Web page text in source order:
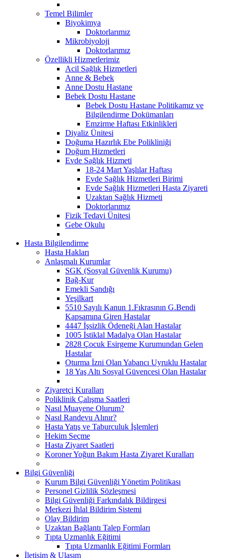
Temel Bilimler
Biyokimya
Doktorlarımız
Mikrobiyoloji
Doktorlarımız
Özellikli Hizmetlerimiz
Acil Sağlık Hizmetleri
Anne & Bebek
Anne Dostu Hastane
Bebek Dostu Hastane
Bebek Dostu Hastane Politikamız ve
Bilgilendirme Dokümanları
Emzirme Haftası Etkinlikleri
Diyaliz Ünitesi
Doğuma Hazırlık Ebe Polikliniği
Doğum Hizmetleri
Evde Sağlık Hizmeti
18-24 Mart Yaşlılar Haftası
Evde Sağlık Hizmetleri Birimi
Evde Sağlık Hizmetleri Hasta Ziyareti
Uzaktan Sağlık Hizmeti
Doktorlarımız
Fizik Tedavi Ünitesi
Gebe Okulu
Hasta Bilgilendirme
Hasta Hakları
Anlaşmalı Kurumlar
SGK (Sosyal Güvenlik Kurumu)
Bağ-Kur
Emekli Sandığı
Yeşilkart
5510 Sayılı Kanun 1.Fıkrasının G.Bendi
Kapsamına Giren Hastalar
4447 İşsizlik Ödeneği Alan Hastalar
1005 İstiklal Madalya Olan Hastalar
2828 Çocuk Esirgeme Kurumundan Gelen
Hastalar
Oturma İzni Olan Yabancı Uyruklu Hastalar
18 Yaş Altı Sosyal Güvencesi Olan Hastalar
Ziyaretçi Kuralları
Poliklinik Çalışma Saatleri
Nasıl Muayene Olurum?
Nasıl Randevu Alınır?
Hasta Yatış ve Taburculuk İşlemleri
Hekim Seçme
Hasta Ziyaret Saatleri
Koroner Yoğun Bakım Hasta Ziyaret Kuralları
Bilgi Güvenliği
Kurum Bilgi Güvenliği Yönetim Politikası
Personel Gizlilik Sözleşmesi
Bilgi Güvenliği Farkındalık Bildirgesi
Merkezi İhlal Bildirim Sistemi
Olay Bildirim
Uzaktan Bağlantı Talep Formları
Tıpta Uzmanlık Eğitimi
Tıpta Uzmanlık Eğitimi Formları
İletişim & Ulaşım